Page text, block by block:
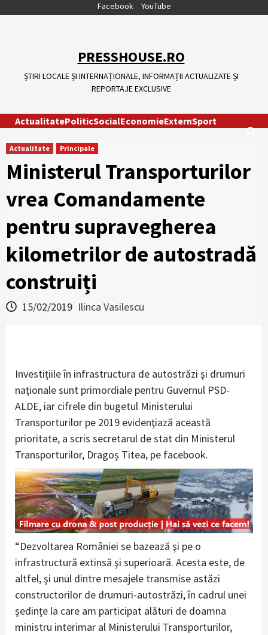
Facebook YouTube
PRESSHOUSE.RO
ȘTIRI LOCALE ȘI INTERNAȚIONALE, INFORMAȚII ACTUALIZATE ȘI
REPORTAJE EXCLUSIVE
ActualitatePoliticSocialEconomieExternSport
Actualitate Principale
Ministerul Transporturilor
vrea Comandamente
pentru supravegherea
kilometrilor de autostradă
construiți
15/02/2019 Ilinca Vasilescu
Investiţiile în infrastructura de autostrăzi şi drumuri
naţionale sunt primordiale pentru Guvernul PSD-
ALDE, iar cifrele din bugetul Ministerului
Transporturilor pe 2019 evidenţiază această
prioritate, a scris secretarul de stat din Ministerul
Transporturilor, Dragoș Titea, pe facebook.
“Dezvoltarea României se bazează şi pe o
infrastructură extinsă şi superioară. Acesta este, de
altfel, şi unul dintre mesajele transmise astăzi
constructorilor de drumuri-autostrăzi, în cadrul unei
şedinţe la care am participat alături de doamna
ministru interimar al Ministerului Transporturilor,